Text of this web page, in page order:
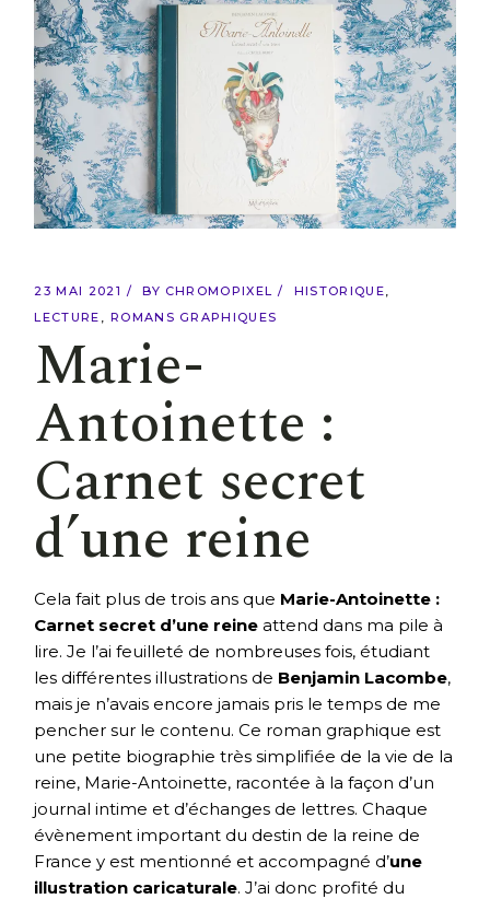
23 MAI 2021 BY CHROMOPIXEL
HISTORIQUE
LECTURE
ROMANS GRAPHIQUES
Marie-
Antoinette :
Carnet secret
d’une reine
Cela fait plus de trois ans que Marie-Antoinette :
Carnet secret d’une reine attend dans ma pile à
lire. Je l’ai feuilleté de nombreuses fois, étudiant
les différentes illustrations de Benjamin Lacombe,
mais je n’avais encore jamais pris le temps de me
pencher sur le contenu. Ce roman graphique est
une petite biographie très simplifiée de la vie de la
reine, Marie-Antoinette, racontée à la façon d’un
journal intime et d’échanges de lettres. Chaque
évènement important du destin de la reine de
France y est mentionné et accompagné d’une
illustration caricaturale. J’ai donc profité du